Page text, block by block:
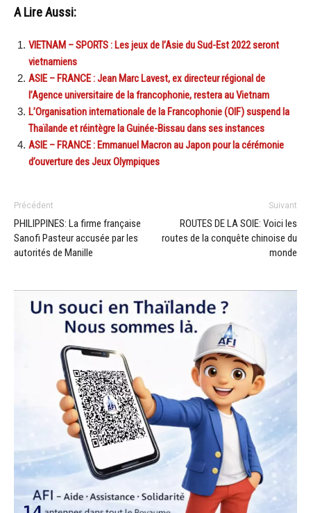
A Lire Aussi:
VIETNAM – SPORTS : Les jeux de l’Asie du Sud-Est 2022 seront
vietnamiens
ASIE – FRANCE : Jean Marc Lavest, ex directeur régional de
l’Agence universitaire de la francophonie, restera au Vietnam
L’Organisation internationale de la Francophonie (OIF) suspend la
Thaïlande et réintègre la Guinée-Bissau dans ses instances
ASIE – FRANCE : Emmanuel Macron au Japon pour la cérémonie
d’ouverture des Jeux Olympiques
Précédent
PHILIPPINES: La firme française
Sanofi Pasteur accusée par les
autorités de Manille
Suivant
ROUTES DE LA SOIE: Voici les
routes de la conquête chinoise du
monde